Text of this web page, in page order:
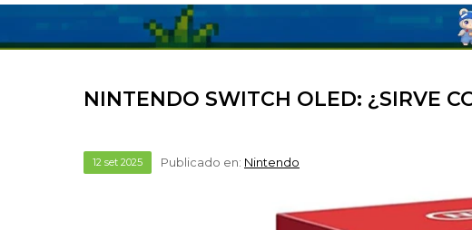
NINTENDO SWITCH OLED: ¿SIRVE
12 set 2025 Publicado en: Nintendo